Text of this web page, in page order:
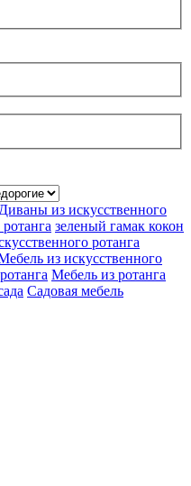
Диваны из искусственного
зеленый гамак кокон
ротанга
из искусственного
Мебель из ротанга
Садовая мебель